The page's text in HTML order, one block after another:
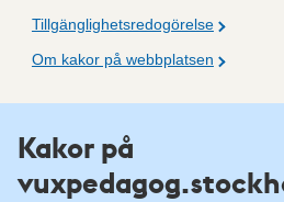
Tillgänglighetsredogörelse
Om kakor på webbplatsen
Fler resurser
Vuxenutbildning Stockholm
Kakor på